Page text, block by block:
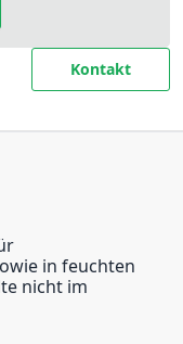
Kontakt
in feuchten
nicht im